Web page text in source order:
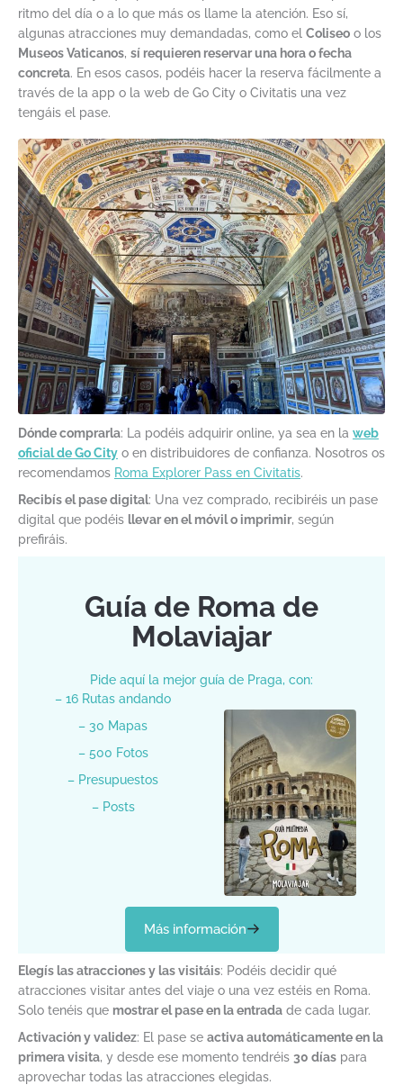
ritmo del día o a lo que más os llame la atención. Eso sí,
algunas atracciones muy demandadas, como el Coliseo o los
Museos Vaticanos, sí requieren reservar una hora o fecha
concreta. En esos casos, podéis hacer la reserva fácilmente a
través de la app o la web de Go City o Civitatis una vez
tengáis el pase.
Dónde comprarla: La podéis adquirir online, ya sea en la web
oficial de Go City o en distribuidores de confianza. Nosotros os
recomendamos Roma Explorer Pass en Civitatis.
Recibís el pase digital: Una vez comprado, recibiréis un pase
digital que podéis llevar en el móvil o imprimir, según
prefiráis.
Guía de Roma de
Molaviajar
Pide aquí la mejor guía de Praga, con:
– 16 Rutas andando
– 30 Mapas
– 500 Fotos
– Presupuestos
– Posts
Más información
Elegís las atracciones y las visitáis: Podéis decidir qué
atracciones visitar antes del viaje o una vez estéis en Roma.
Solo tenéis que mostrar el pase en la entrada de cada lugar.
Activación y validez: El pase se activa automáticamente en la
primera visita, y desde ese momento tendréis 30 días para
aprovechar todas las atracciones elegidas.